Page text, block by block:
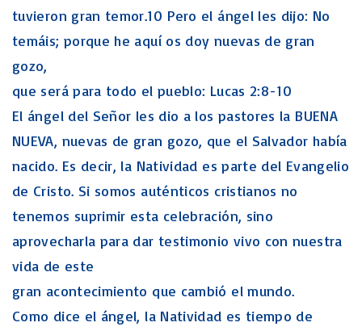
tuvieron gran temor.10 Pero el ángel les dijo: No
temáis; porque he aquí os doy nuevas de gran
gozo,
que será para todo el pueblo: Lucas 2:8-10
El ángel del Señor les dio a los pastores la BUENA
NUEVA, nuevas de gran gozo, que el Salvador había
nacido. Es decir, la Natividad es parte del Evangelio
de Cristo. Si somos auténticos cristianos no
tenemos suprimir esta celebración, sino
aprovecharla para dar testimonio vivo con nuestra
vida de este
gran acontecimiento que cambió el mundo.
Como dice el ángel, la Natividad es tiempo de